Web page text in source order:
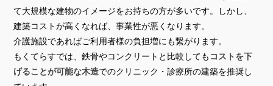
て大規模な建物のイメージをお持ちの方が多いです。しかし、
建築コストが高くなれば、事業性が悪くなります。
介護施設であればご利用者様の負担増にも繋がります。
もくてらすでは、鉄骨やコンクリートと比較しても コストを下
げることが可能な木造でのクリニック・診療所の建築を推奨し